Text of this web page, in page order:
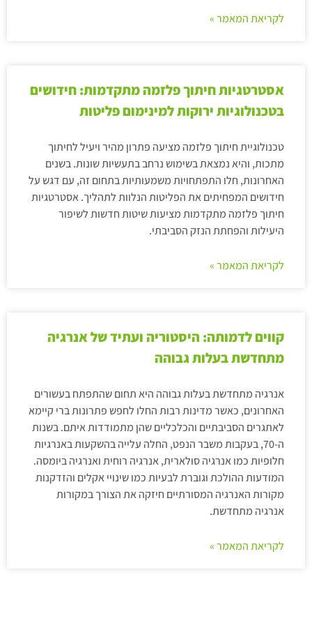
לקריאת המאמר »
אסטרטגיות חיתוך פלזמה מתקדמות: חידושים
בטכנולוגיות ירוקות למינימום פליטות
טכנולוגיית חיתוך פלזמה מציעה פתרון מהיר ויעיל לחיתוך
מתכות, והיא נמצאת בשימוש נרחב בתעשיות שונות. בשנים
האחרונות, חלו התפתחויות משמעותיות בתחום זה, עם דגש על
חידושים המפחיתים את הפליטות הנלוות לתהליך. אסטרטגיות
חיתוך פלזמה מתקדמות מציעות שיטות חדשות לשיפור
היעילות והפחתת הנזק הסביבתי.
לקריאת המאמר »
קווים לדמותה: היסטוריה ועתיד של אנרגיה
מתחדשת בעלות גבוהה
אנרגיה מתחדשת בעלות גבוהה היא תחום שהתפתח בעשורים
האחרונים, כאשר מדינות רבות החלו לחפש פתרונות ברי קיימא
לאתגרים הסביבתיים והכלכליים שהן מתמודדות איתם. בשנות
ה-70, בעקבות משבר הנפט, החלה עלייה בהשקעות באנרגיות
חלופיות כמו אנרגיה סולארית, אנרגיה רוחית ואנרגיה ביומסה.
המודעות ההולכת וגוברת לבעיות כמו שינויי אקלים והזדקנות
מקורות האנרגיה המסורתיים חיזקה את הצורך במקורות
אנרגיה מתחדשת.
לקריאת המאמר »